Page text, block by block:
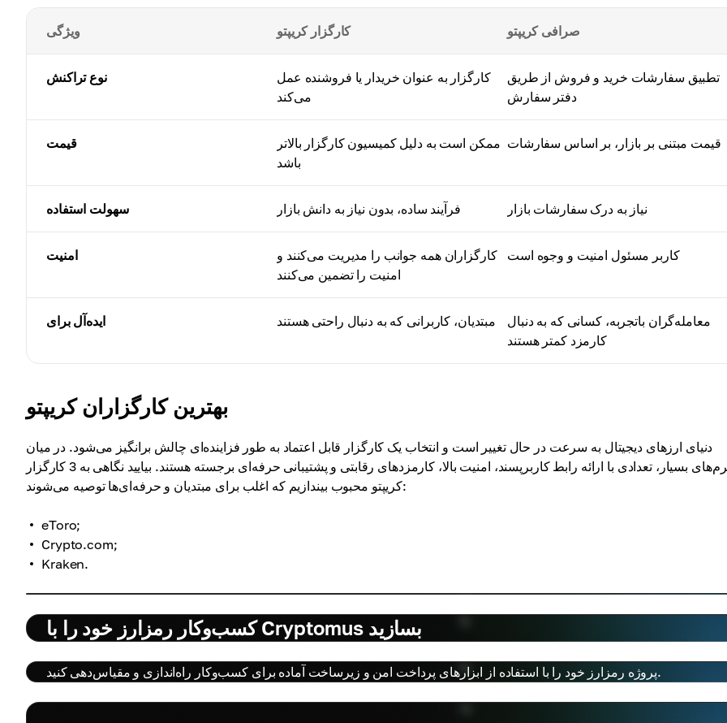
ویژگی کارگزار کریپتو صرافی کریپتو
نوع تراکنش
کارگزار به عنوان خریدار یا فروشنده عمل
می‌کند
تطبیق سفارشات خرید و فروش از طریق
دفتر سفارش
قیمت
ممکن است به دلیل کمیسیون کارگزار بالاتر
باشد
قیمت مبتنی بر بازار، بر اساس سفارشات
سهولت استفاده فرآیند ساده، بدون نیاز به دانش بازار نیاز به درک سفارشات بازار
امنیت
کارگزاران همه جوانب را مدیریت می‌کنند و
امنیت را تضمین می‌کنند
کاربر مسئول امنیت و وجوه است
ایده‌آل برای مبتدیان، کاربرانی که به دنبال راحتی هستند
معامله‌گران باتجربه، کسانی که به دنبال
کارمزد کمتر هستند
بهترین کارگزاران کریپتو
دنیای ارزهای دیجیتال به سرعت در حال تغییر است و انتخاب یک کارگزار قابل اعتماد به طور فزاینده‌ای چالش برانگیز می‌شود. در میان
پلتفرم‌های بسیار، تعدادی با ارائه رابط کاربرپسند، امنیت بالا، کارمزدهای رقابتی و پشتیبانی حرفه‌ای برجسته هستند. بیایید نگاهی به 3 کارگزار
کریپتو محبوب بیندازیم که اغلب برای مبتدیان و حرفه‌ای‌ها توصیه می‌شوند:
eToro;
Crypto.com;
Kraken.
کسب‌وکار رمزارز خود را با Cryptomus بسازید
پروژه رمزارز خود را با استفاده از ابزارهای پرداخت امن و زیرساخت آماده برای کسب‌وکار راه‌اندازی و مقیاس‌دهی کنید.